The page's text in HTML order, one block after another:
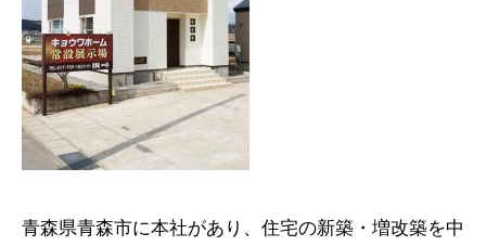
青森県青森市に本社があり、住宅の新築・増改築を中